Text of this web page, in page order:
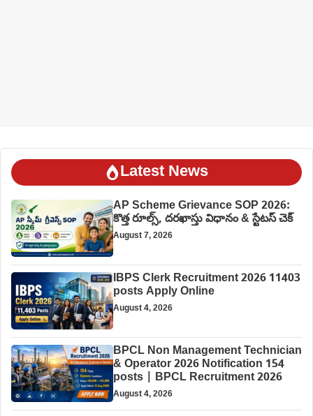
Latest News
AP Scheme Grievance SOP 2026:
కొత్త రూల్స్, దరఖాస్తు విధానం & స్టేటస్ చెక్
August 7, 2026
IBPS Clerk Recruitment 2026 11403
posts Apply Online
August 4, 2026
BPCL Non Management Technician
& Operator 2026 Notification 154
posts | BPCL Recruitment 2026
August 4, 2026